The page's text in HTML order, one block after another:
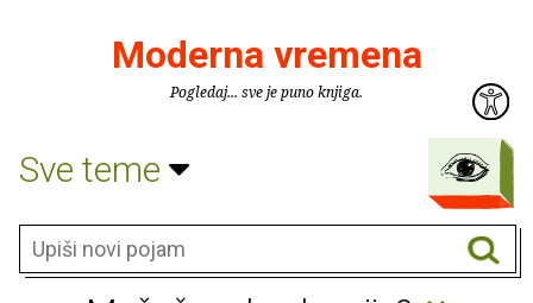
Moderna vremena
Pogledaj... sve je puno knjiga.
Sve teme